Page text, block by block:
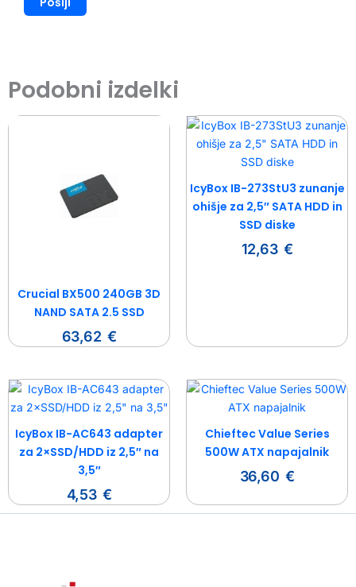
Podobni izdelki
Crucial BX500 240GB 3D
NAND SATA 2.5 SSD
63,62 €
IcyBox IB-273StU3 zunanje
ohišje za 2,5″ SATA HDD in
SSD diske
12,63 €
IcyBox IB-AC643 adapter
za 2×SSD/HDD iz 2,5″ na
3,5″
4,53 €
Chieftec Value Series
500W ATX napajalnik
36,60 €